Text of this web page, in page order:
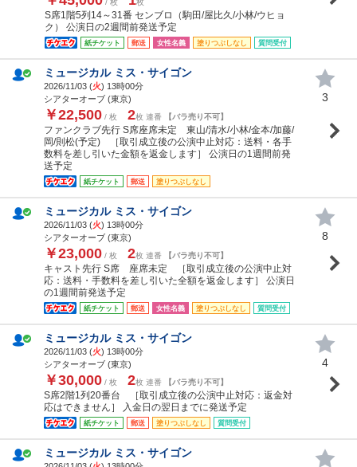
/ 枚 枚
S席1階5列14～31番 センブロ（駒田/屋比久/小林/ウヒョ
ク） 公演日の2週間前発送予定
紙チケット 郵送 女性名義 塗りつぶしなし 質問受付
ミュージカル ミス・サイゴン
2026/11/03 (火) 13時00分
シアターオーブ (東京)
￥22,500 / 枚 2枚 連番 【バラ売り不可】
ファンクラブ先行 S席座席未定 東山/清水/小林/金本/加藤/
岡/則松(予定) ［取引成立後の公演中止対応：送料・各手
数料を差し引いた金額を返金します］ 公演日の1週間前発
送予定
紙チケット 郵送 塗りつぶしなし
3
ミュージカル ミス・サイゴン
2026/11/03 (火) 13時00分
シアターオーブ (東京)
￥23,000 / 枚 2枚 連番 【バラ売り不可】
キャスト先行 S席 座席未定 ［取引成立後の公演中止対
応：送料・手数料を差し引いた全額を返金します］ 公演日
の1週間前発送予定
紙チケット 郵送 女性名義 塗りつぶしなし 質問受付
8
ミュージカル ミス・サイゴン
2026/11/03 (火) 13時00分
シアターオーブ (東京)
￥30,000 / 枚 2枚 連番 【バラ売り不可】
S席2階1列20番台 ［取引成立後の公演中止対応：返金対
応はできません］ 入金日の翌日までに発送予定
紙チケット 郵送 塗りつぶしなし 質問受付
4
ミュージカル ミス・サイゴン